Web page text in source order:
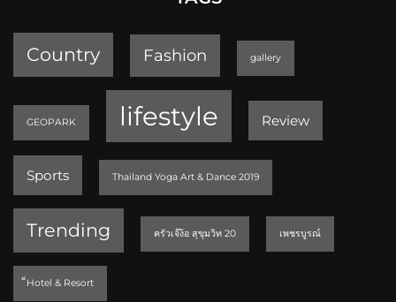
Country Fashion gallery
GEOPARK lifestyle Review
Sports Thailand Yoga Art & Dance 2019
Trending ครัวเจ๊ง้อ สุขุมวิท 20 เพชรบูรณ์
็Hotel & Resort